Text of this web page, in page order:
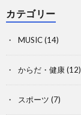
カテゴリー
MUSIC(14)
からだ・健康(12)
スポーツ (7)